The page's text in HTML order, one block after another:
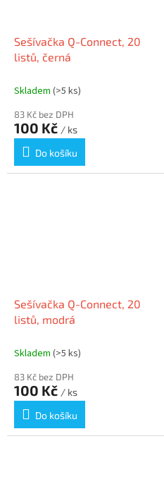
Sešívačka Q-Connect, 20
listů, černá
Skladem (>5 ks)
83 Kč bez DPH
100 Kč / ks
Do košíku
Sešívačka Q-Connect, 20
listů, modrá
Skladem (>5 ks)
83 Kč bez DPH
100 Kč / ks
Do košíku